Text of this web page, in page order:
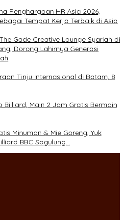
Penghargaan HR Asia 2026,
Tempat Kerja Terbaik di Asia
Gade Creative Lounge Syariah di
Dorong Lahirnya Generasi
Tinju Internasional di Batam, 8
Billiard, Main 2 Jam Gratis Bermain
Minuman & Mie Goreng, Yuk
BBC Sagulung…